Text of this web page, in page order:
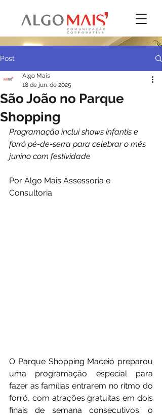
Post
São João no Parque
Shopping
Algo Mais
18 de jun. de 2025
Programação inclui shows infantis e
forró pé-de-serra para celebrar o mês
junino com festividade
Por Algo Mais Assessoria e
Consultoria
O Parque Shopping Maceió preparou
uma programação especial para
fazer as famílias entrarem no ritmo do
forró, com atrações gratuitas em dois
finais de semana consecutivos: o